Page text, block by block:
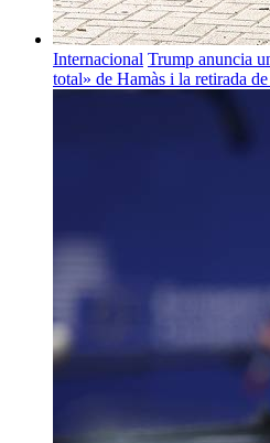
Internacional Trump anuncia
total» de Hamàs i la retirada